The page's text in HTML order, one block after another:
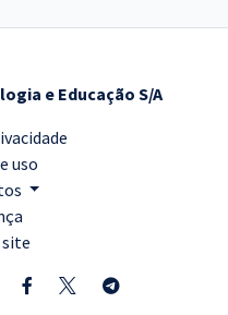
e Educação S/A
uso
site